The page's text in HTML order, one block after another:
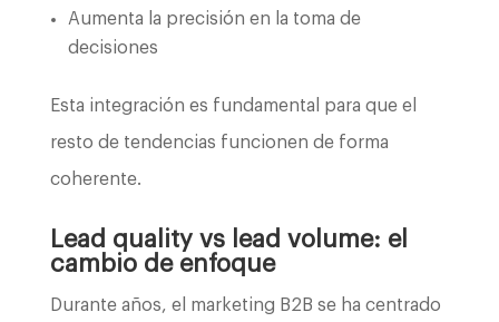
Aumenta la precisión en la toma de
decisiones
Esta integración es fundamental para que el
resto de tendencias funcionen de forma
coherente.
Lead quality vs lead volume: el
cambio de enfoque
Durante años, el marketing B2B se ha centrado